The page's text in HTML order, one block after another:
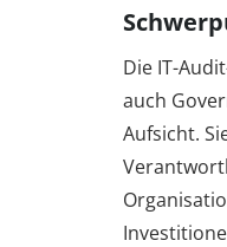
Die IT-
auch
Aufsicht.